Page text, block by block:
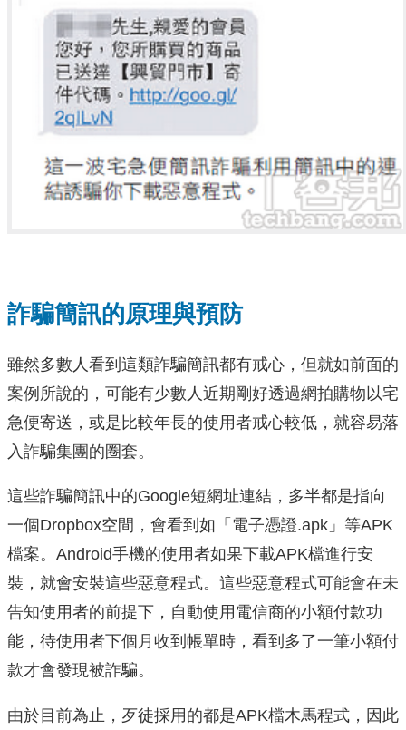
詐騙簡訊的原理與預防
雖然多數人看到這類詐騙簡訊都有戒心，但就如前面的
案例所說的，可能有少數人近期剛好透過網拍購物以宅
急便寄送，或是比較年長的使用者戒心較低，就容易落
入詐騙集團的圈套。
這些詐騙簡訊中的Google短網址連結，多半都是指向
一個Dropbox空間，會看到如「電子憑證.apk」等APK
檔案。Android手機的使用者如果下載APK檔進行安
裝，就會安裝這些惡意程式。這些惡意程式可能會在未
告知使用者的前提下，自動使用電信商的小額付款功
能，待使用者下個月收到帳單時，看到多了一筆小額付
款才會發現被詐騙。
由於目前為止，歹徒採用的都是APK檔木馬程式，因此